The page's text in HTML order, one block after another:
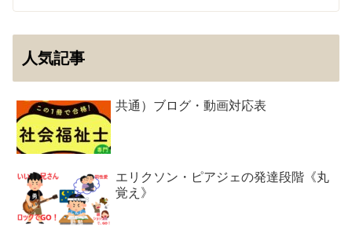
人気記事
共通）ブログ・動画対応表
エリクソン・ピアジェの発達段階《丸
覚え》